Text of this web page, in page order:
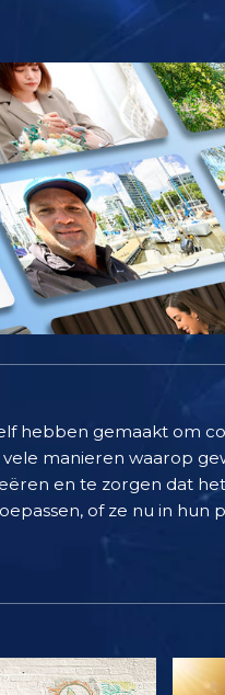
hebben gemaakt om
manieren waarop
en te zorgen dat
of ze nu in hun